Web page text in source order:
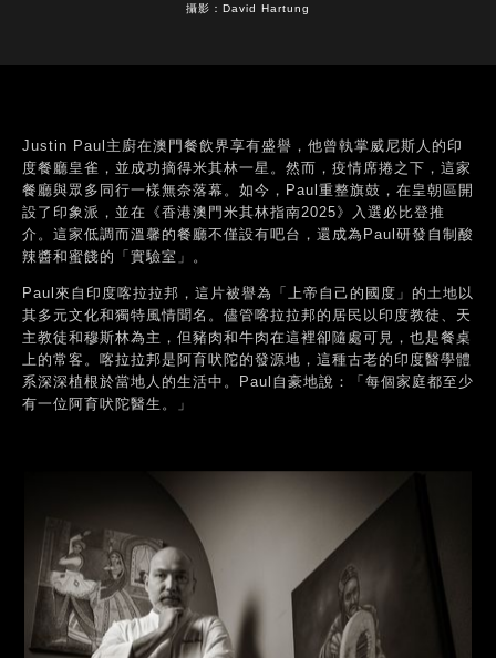
攝影：David Hartung
Justin Paul主廚在澳門餐飲界享有盛譽，他曾執掌威尼斯人的印
度餐廳皇雀，並成功摘得米其林一星。然而，疫情席捲之下，這家
餐廳與眾多同行一樣無奈落幕。如今，Paul重整旗鼓，在皇朝區開
設了印象派，並在《香港澳門米其林指南2025》入選必比登推
介。這家低調而溫馨的餐廳不僅設有吧台，還成為Paul研發自制酸
辣醬和蜜餞的「實驗室」。
Paul來自印度喀拉拉邦，這片被譽為「上帝自己的國度」的土地以
其多元文化和獨特風情聞名。儘管喀拉拉邦的居民以印度教徒、天
主教徒和穆斯林為主，但豬肉和牛肉在這裡卻隨處可見，也是餐桌
上的常客。喀拉拉邦是阿育吠陀的發源地，這種古老的印度醫學體
系深深植根於當地人的生活中。Paul自豪地說：「每個家庭都至少
有一位阿育吠陀醫生。」